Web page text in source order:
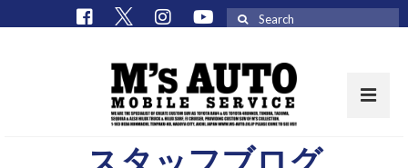
取扱車種一覧